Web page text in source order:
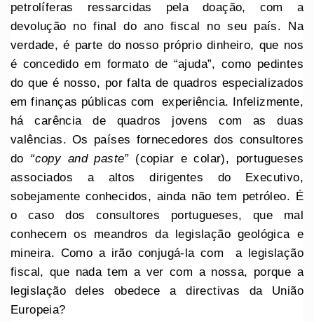
petrolíferas ressarcidas pela doação, com a
devolução no final do ano fiscal no seu país. Na
verdade, é parte do nosso próprio dinheiro, que nos
é concedido em formato de “ajuda”, como pedintes
do que é nosso, por falta de quadros especializados
em finanças públicas com experiência. Infelizmente,
há carência de quadros jovens com as duas
valências. Os países fornecedores dos consultores
do “copy and paste”(copiar e colar), portugueses
associados a altos dirigentes do Executivo,
sobejamente conhecidos, ainda não tem petróleo. É
o caso dos consultores portugueses, que mal
conhecem os meandros da legislação geológica e
mineira. Como a irão conjugá-la com a legislação
fiscal, que nada tem a ver com a nossa, porque a
legislação deles obedece a directivas da União
Europeia?